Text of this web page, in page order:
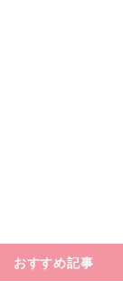
おすすめ記事